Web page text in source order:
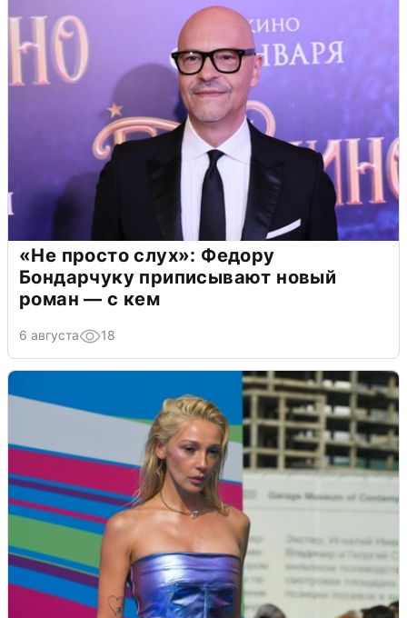
«Не просто слух»: Федору
Бондарчуку приписывают новый
роман — с кем
6 августа 18